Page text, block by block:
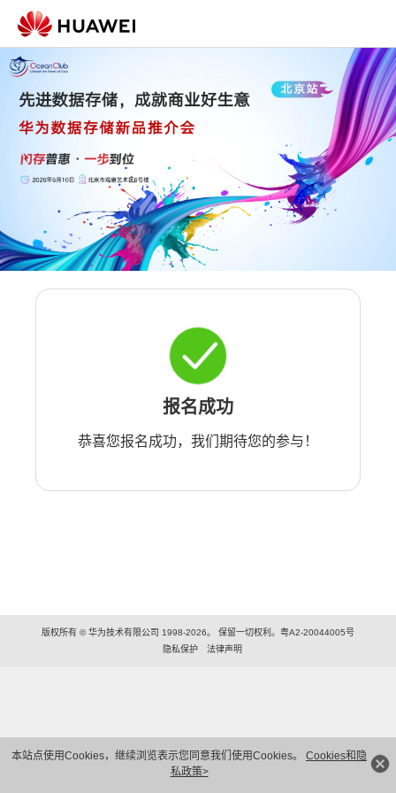
本站点使用Cookies，继续浏览表示您同意我们使用Cookies。 Cookies和隐
私政策>
报名成功
恭喜您报名成功，我们期待您的参与！
版权所有 © 华为技术有限公司 1998-2026。 保留一切权利。粤A2-20044005号
隐私保护
法律声明